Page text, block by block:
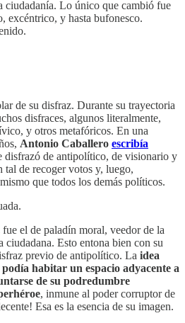
ciudadanía. Lo único que cambió fue
excéntrico, y hasta bufonesco.
de su disfraz. Durante su trayectoria
disfraces, algunos literalmente,
y otros metafóricos. En una
Antonio Caballero escribía
disfrazó de antipolítico, de visionario y
tal de recoger votos y, luego,
que todos los demás políticos.
el de paladín moral, veedor de la
ciudadana. Esto entona bien con su
previo de antipolítico. La idea
habitar un espacio adyacente a
de su podredumbre
, inmune al poder corruptor de
Esa es la esencia de su imagen.